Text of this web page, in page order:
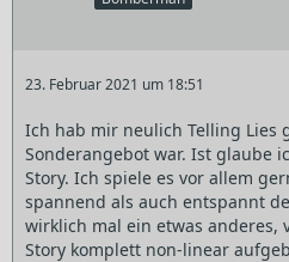
23. Februar 2021 um 18:51
Ich hab mir neulich Telling Lies
Sonderangebot war. Ist glaube
Story. Ich spiele es vor allem
spannend als auch entspannt
wirklich mal ein etwas anderes,
Story komplett non-linear